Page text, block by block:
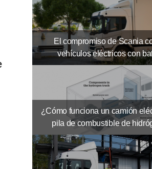
El compromiso de Scania
vehículos eléctricos con
¿Cómo funciona un camión
pila de combustible de